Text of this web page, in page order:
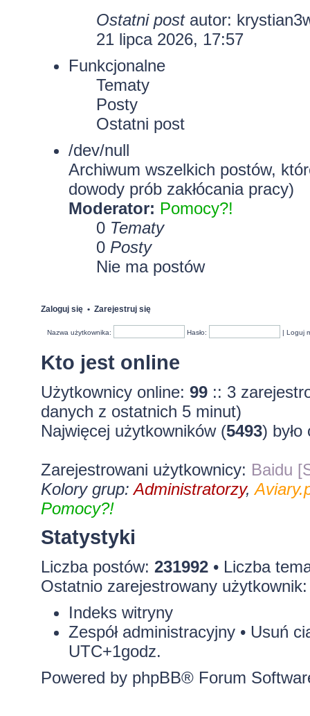
Ostatni postautor:
21 lipca 2026, 17:57
Funkcjonalne
Tematy
Posty
Ostatni post
/dev/null
Archiwum wszelkich postów,
dowody prób zakłócania pracy)
Moderator: Pomocy?!
0 Tematy
0 Posty
Nie ma postów
Zaloguj się• Zarejestruj się
Nazwa użytkownika: Hasło: |Loguj
Kto jest online
Użytkownicy online: 99:: 3
danych z ostatnich 5 minut)
Najwięcej użytkowników (5493)
Zarejestrowani użytkownicy: Baidu
Kolory grup:Administratorzy,
Pomocy?!
Statystyki
Liczba postów: 231992• Liczba
Ostatnio zarejestrowany
Indeks witryny
Zespół administracyjny• Usuń
UTC+1godz.
Powered by phpBB® Forum